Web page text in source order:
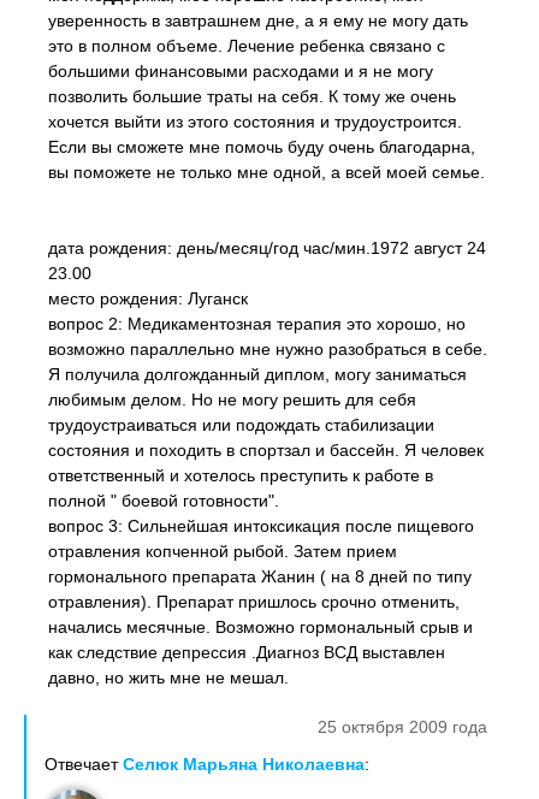
уверенность в завтрашнем дне, а я ему не могу дать
это в полном объеме. Лечение ребенка связано с
большими финансовыми расходами и я не могу
позволить большие траты на себя. К тому же очень
хочется выйти из этого состояния и трудоустроится.
Если вы сможете мне помочь буду очень благодарна,
вы поможете не только мне одной, а всей моей семье.
дата рождения: день/месяц/год час/мин.1972 август 24
23.00
место рождения: Луганск
вопрос 2: Медикаментозная терапия это хорошо, но
возможно параллельно мне нужно разобраться в себе.
Я получила долгожданный диплом, могу заниматься
любимым делом. Но не могу решить для себя
трудоустраиваться или подождать стабилизации
состояния и походить в спортзал и бассейн. Я человек
ответственный и хотелось преступить к работе в
полной " боевой готовности".
вопрос 3: Сильнейшая интоксикация после пищевого
отравления копченной рыбой. Затем прием
гормонального препарата Жанин ( на 8 дней по типу
отравления). Препарат пришлось срочно отменить,
начались месячные. Возможно гормональный срыв и
как следствие депрессия .Диагноз ВСД выставлен
давно, но жить мне не мешал.
25 октября 2009 года
ОтвечаетСелюк Марьяна Николаевна: